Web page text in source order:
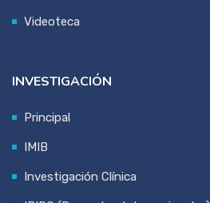
Videoteca
INVESTIGACIÓN
Principal
IMIB
Investigación Clínica